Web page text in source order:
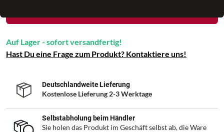
Auf Lager - sofort versandfertig!
Hast Du eine Frage zum Produkt? Kontaktiere uns!
Deutschlandweite Lieferung
Kostenlose Lieferung 2-3 Werktage
Selbstabholung beim Händler
Sie holen das Produkt im Geschäft selbst ab, die Ware